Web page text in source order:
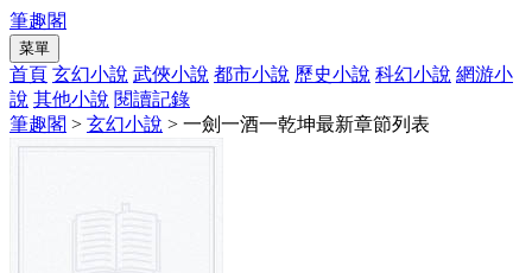
筆趣閣
菜單
首頁 玄幻小說 武俠小說 都市小說 歷史小說 科幻小說 網游小
說 其他小說 閱讀記錄
筆趣閣 > 玄幻小說 > 一劍一酒一乾坤最新章節列表